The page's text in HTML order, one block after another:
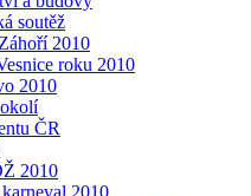
soutěž
2010
roku 2010
2010
ČR
2010
2010